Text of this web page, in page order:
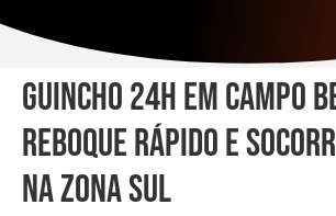
Guincho 24h em Campo
Reboque Rápido e
na Zona Sul